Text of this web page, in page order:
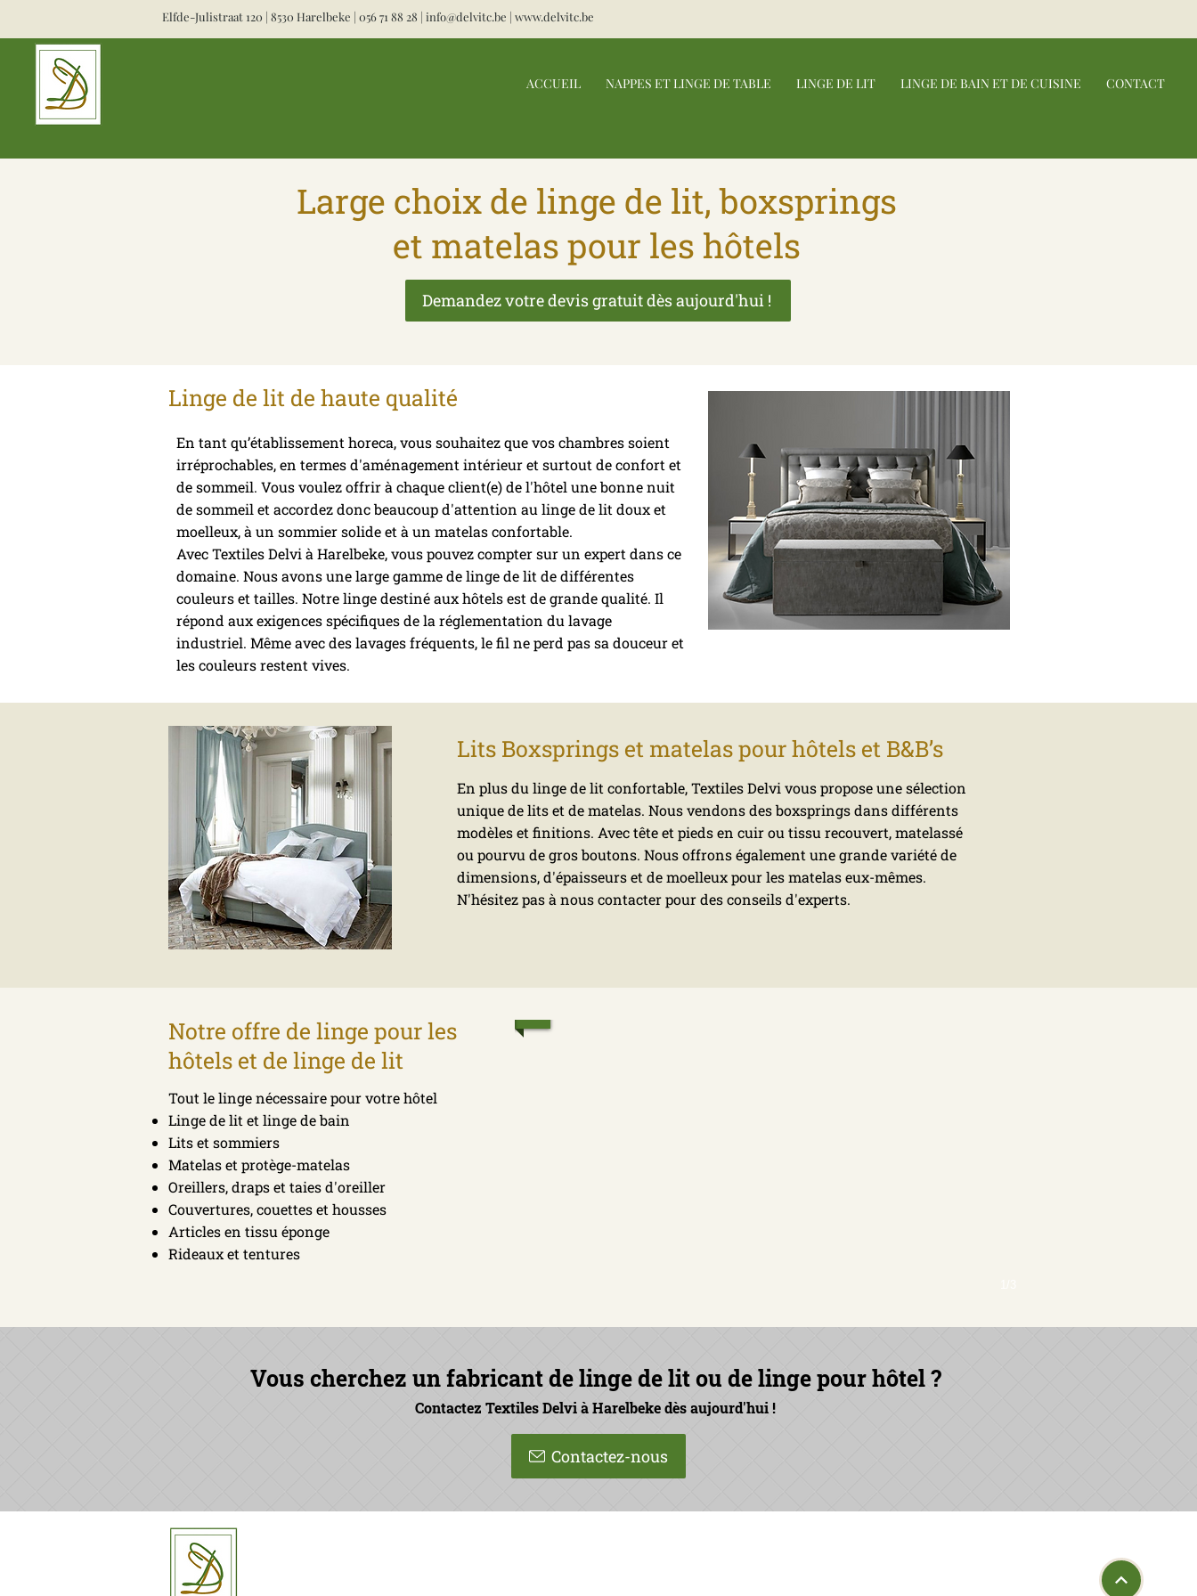
Elfde-Julistraat 120 | 8530 Harelbeke | 056 71 88 28 | info@delvitc.be | www.delvitc.be
ACCUEIL NAPPES ET LINGE DE TABLE LINGE DE LIT LINGE DE BAIN ET DE CUISINE CONTACT
Large choix de linge de lit, boxsprings
et matelas pour les hôtels
Demandez votre devis gratuit dès aujourd'hui !
Linge de lit de haute qualité
En tant qu’établissement horeca, vous souhaitez que vos chambres soient
irréprochables, en termes d'aménagement intérieur et surtout de confort et
de sommeil. Vous voulez offrir à chaque client(e) de l'hôtel une bonne nuit
de sommeil et accordez donc beaucoup d'attention au linge de lit doux et
moelleux, à un sommier solide et à un matelas confortable.
Avec Textiles Delvi à Harelbeke, vous pouvez compter sur un expert dans ce
domaine. Nous avons une large gamme de linge de lit de différentes
couleurs et tailles. Notre linge destiné aux hôtels est de grande qualité. Il
répond aux exigences spécifiques de la réglementation du lavage
industriel. Même avec des lavages fréquents, le fil ne perd pas sa douceur et
les couleurs restent vives.
Lits Boxsprings et matelas pour hôtels et B&B’s
En plus du linge de lit confortable, Textiles Delvi vous propose une sélection
unique de lits et de matelas. Nous vendons des boxsprings dans différents
modèles et finitions. Avec tête et pieds en cuir ou tissu recouvert, matelassé
ou pourvu de gros boutons. Nous offrons également une grande variété de
dimensions, d'épaisseurs et de moelleux pour les matelas eux-mêmes.
N'hésitez pas à nous contacter pour des conseils d'experts.
Notre offre de linge pour les
hôtels et de linge de lit
Tout le linge nécessaire pour votre hôtel
Linge de lit et linge de bain
Lits et sommiers
Matelas et protège-matelas
Oreillers, draps et taies d'oreiller
Couvertures, couettes et housses
Articles en tissu éponge
Rideaux et tentures
Vous cherchez un fabricant de linge de lit ou de linge pour hôtel ?
Contactez Textiles Delvi à Harelbeke dès aujourd'hui !
Contactez-nous